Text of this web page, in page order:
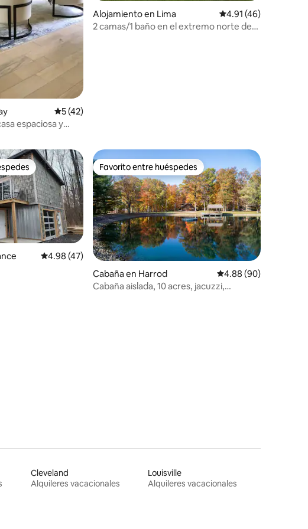
Calificación promedio: 5 de 5, 42 reseñas
5 (42)
espaciosa y
Alojamiento en Lima Calificación
4.91 (46)
2 camas/1 baño en el extremo norte de
reseñas
preferido
Calificación promedio: 4.98 de 5, 47 reseñas
4.98 (47)
Favorito entre huéspedes
Favorito entre huéspedes
Cabaña en Harrod Calificación
4.88 (90)
Cabaña aislada, 10 acres, jacuzzi,
Cleveland
Alquileres vacacionales
Louisville
Alquileres vacacionales